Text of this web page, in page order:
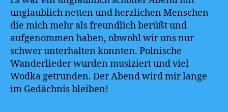
unglaublich netten und herzlichen Menschen
die mich mehr als freundlich berüßt und
aufgenommen haben, obwohl wir uns nur
schwer unterhalten konnten. Polnische
Wanderlieder wurden musiziert und viel
Wodka getrunden. Der Abend wird mir lange
im Gedächnis bleiben!